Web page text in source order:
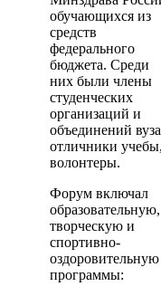
обучающихся из
средств
федерального
бюджета. Среди
них были члены
студенческих
организаций и
объединений
отличники
волонтеры.
Форум включал
образовательную,
творческую и
спортивно-
оздоровительную
программы: